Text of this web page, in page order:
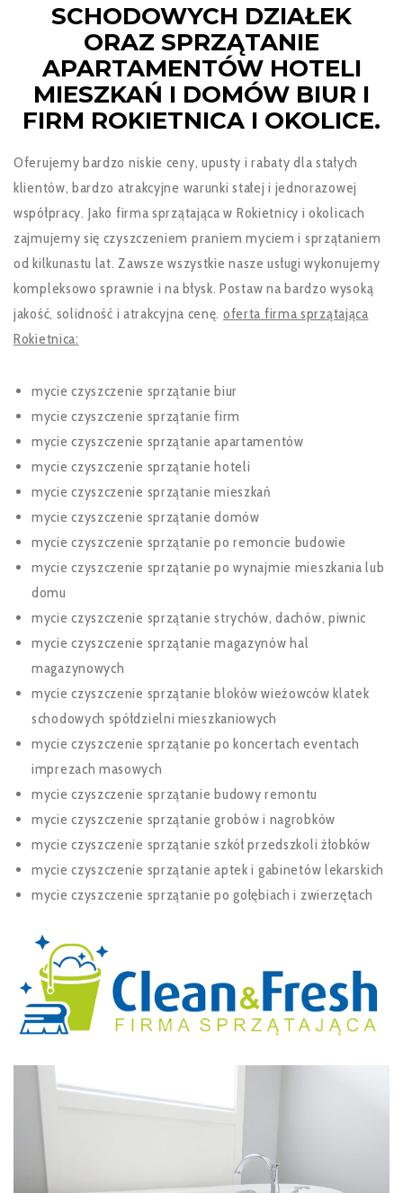
SCHODOWYCH DZIAŁEK
ORAZ SPRZĄTANIE
APARTAMENTÓW HOTELI
MIESZKAŃ I DOMÓW BIUR I
FIRM ROKIETNICA I OKOLICE.
Oferujemy bardzo niskie ceny, upusty i rabaty dla stałych
klientów, bardzo atrakcyjne warunki stałej i jednorazowej
współpracy. Jako firma sprzątająca w Rokietnicy i okolicach
zajmujemy się czyszczeniem praniem myciem i sprzątaniem
od kilkunastu lat. Zawsze wszystkie nasze usługi wykonujemy
kompleksowo sprawnie i na błysk. Postaw na bardzo wysoką
jakość, solidność i atrakcyjna cenę. oferta firma sprzątająca
Rokietnica:
mycie czyszczenie sprzątanie biur
mycie czyszczenie sprzątanie firm
mycie czyszczenie sprzątanie apartamentów
mycie czyszczenie sprzątanie hoteli
mycie czyszczenie sprzątanie mieszkań
mycie czyszczenie sprzątanie domów
mycie czyszczenie sprzątanie po remoncie budowie
mycie czyszczenie sprzątanie po wynajmie mieszkania lub
domu
mycie czyszczenie sprzątanie strychów, dachów, piwnic
mycie czyszczenie sprzątanie magazynów hal
magazynowych
mycie czyszczenie sprzątanie bloków wieżowców klatek
schodowych spółdzielni mieszkaniowych
mycie czyszczenie sprzątanie po koncertach eventach
imprezach masowych
mycie czyszczenie sprzątanie budowy remontu
mycie czyszczenie sprzątanie grobów i nagrobków
mycie czyszczenie sprzątanie szkół przedszkoli żłobków
mycie czyszczenie sprzątanie aptek i gabinetów lekarskich
mycie czyszczenie sprzątanie po gołębiach i zwierzętach